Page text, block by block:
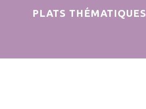
PLATS THÉMATIQUES